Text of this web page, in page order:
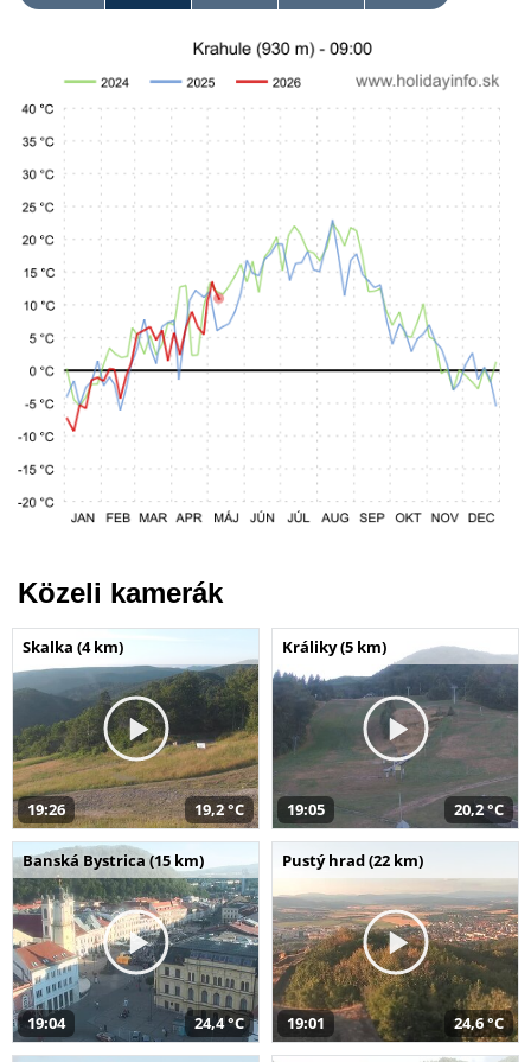
Közeli kamerák
Skalka (4 km)
19:26 19,2 °C
Králiky (5 km)
19:05 20,2 °C
Banská Bystrica (15 km)
19:04 24,4 °C
Pustý hrad (22 km)
19:01 24,6 °C